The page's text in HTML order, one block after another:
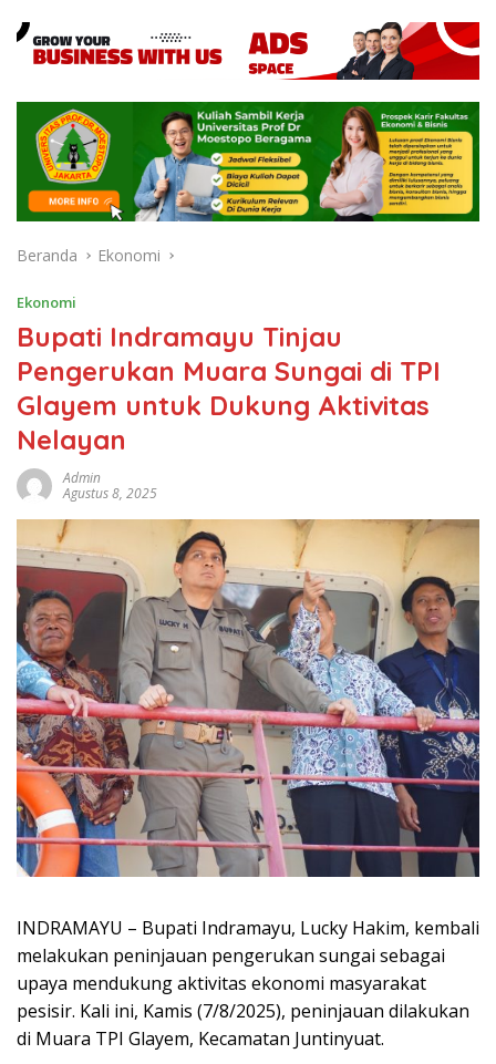
Beranda Ekonomi
Ekonomi
Bupati Indramayu Tinjau
Pengerukan Muara Sungai di TPI
Glayem untuk Dukung Aktivitas
Nelayan
Admin
Agustus 8, 2025
INDRAMAYU – Bupati Indramayu, Lucky Hakim, kembali
melakukan peninjauan pengerukan sungai sebagai
upaya mendukung aktivitas ekonomi masyarakat
pesisir. Kali ini, Kamis (7/8/2025), peninjauan dilakukan
di Muara TPI Glayem, Kecamatan Juntinyuat.